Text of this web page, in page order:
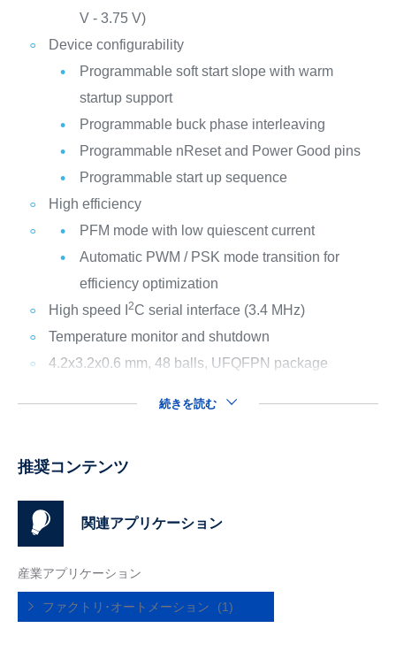
V - 3.75 V)
Device configurability
Programmable soft start slope with warm
startup support
Programmable buck phase interleaving
Programmable nReset and Power Good pins
Programmable start up sequence
High efficiency
PFM mode with low quiescent current
Automatic PWM / PSK mode transition for
efficiency optimization
High speed I
2C serial interface (3.4 MHz)
Temperature monitor and shutdown
4.2x3.2x0.6 mm, 48 balls, UFQFPN package
続きを読む
推奨コンテンツ
関連アプリケーション
産業アプリケーション
ファクトリ･オートメーション (1)